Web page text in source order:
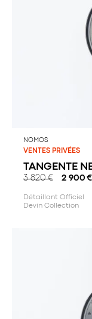
NOMOS
VENTES PRIVÉES
TANGENTE
3 820€ 2 900 €
Détaillant Officiel
Devin Collection